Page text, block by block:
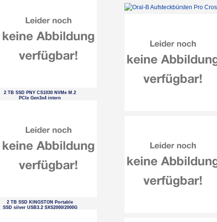
2 TB SSD PNY CS1030 NVMe M.2
PCIe Gen3x4 intern
2 TB SSD KINGSTON Portable
SSD silver USB3.2 SXS2000/2000G